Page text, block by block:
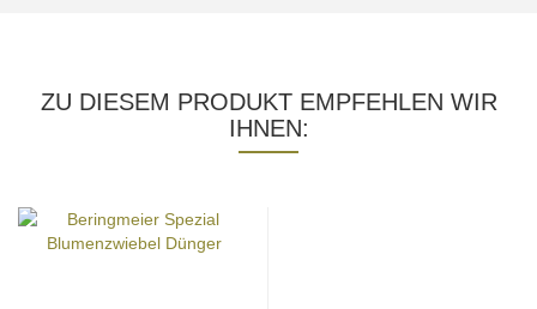
ZU DIESEM PRODUKT EMPFEHLEN WIR
IHNEN: